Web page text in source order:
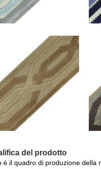
del prodotto
è il quadro di produzione della